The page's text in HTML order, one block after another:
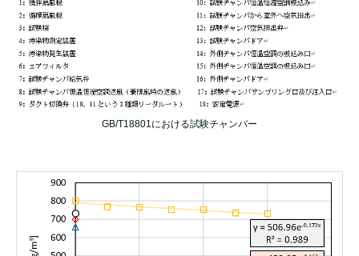
GB/T18801における試験チャンバー